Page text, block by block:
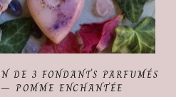
DE 3 FONDANTS PARFUMÉS
– POMME ENCHANTÉE